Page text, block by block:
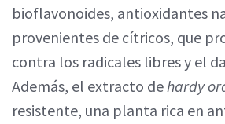
bioflavonoides, antioxidantes
provenientes de cítricos, que
contra los radicales libres y el
Además, el extracto dehardy
resistente, una planta rica en